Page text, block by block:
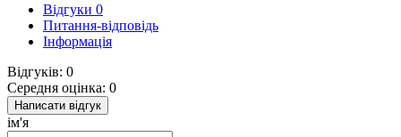
Відгуки 0
Питання-відповідь
Інформація
Відгуків: 0
Середня оцінка: 0
Написати відгук
ім'я